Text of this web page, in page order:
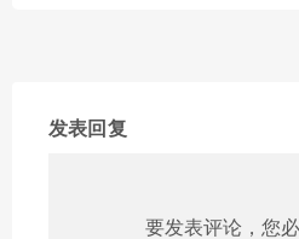
发表回复
要发表评论，您